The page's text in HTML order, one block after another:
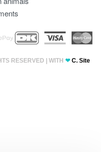
RESERVED | WITH ❤ C. Site